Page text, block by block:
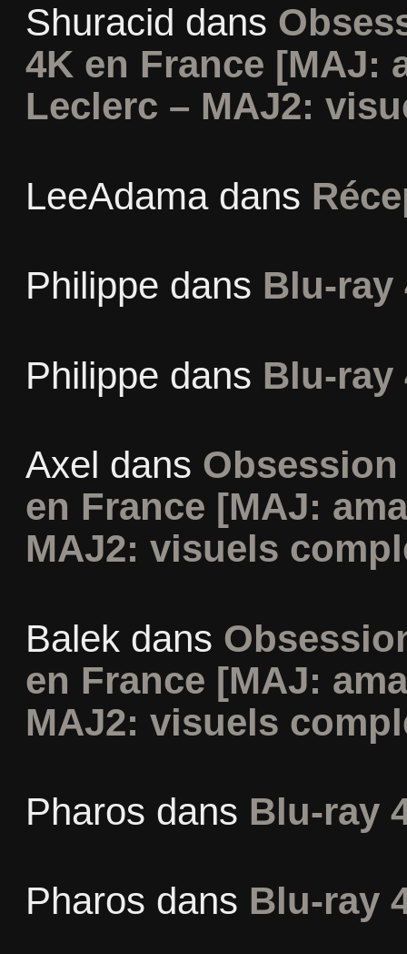
Shuracid dans
4K en France [MAJ:
Leclerc – MAJ2:
LeeAdamadans
Philippe dans Blu-ray
Philippe dans Blu-ray
Axel dans
en France [MAJ:
MAJ2: visuels
Balekdans
en France [MAJ:
MAJ2: visuels
Pharos dans Blu-ray
Pharos dans Blu-ray